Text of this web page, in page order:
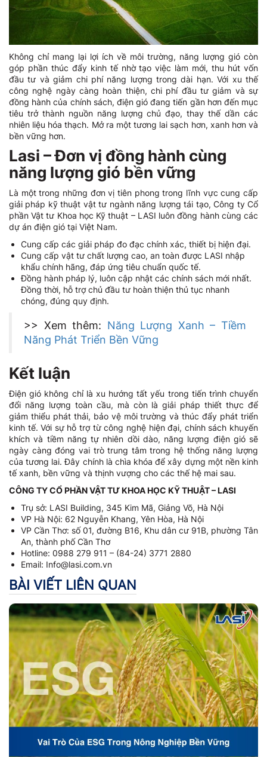
Không chỉ mang lại lợi ích về môi trường, năng lượng gió còn
góp phần thúc đẩy kinh tế nhờ tạo việc làm mới, thu hút vốn
đầu tư và giảm chi phí năng lượng trong dài hạn. Với xu thế
công nghệ ngày càng hoàn thiện, chi phí đầu tư giảm và sự
đồng hành của chính sách, điện gió đang tiến gần hơn đến mục
tiêu trở thành nguồn năng lượng chủ đạo, thay thế dần các
nhiên liệu hóa thạch. Mở ra một tương lai sạch hơn, xanh hơn và
bền vững hơn.
Lasi – Đơn vị đồng hành cùng
năng lượng gió bền vững
Là một trong những đơn vị tiên phong trong lĩnh vực cung cấp
giải pháp kỹ thuật vật tư ngành năng lượng tái tạo, Công ty Cổ
phần Vật tư Khoa học Kỹ thuật – LASI luôn đồng hành cùng các
dự án điện gió tại Việt Nam.
Cung cấp các giải pháp đo đạc chính xác, thiết bị hiện đại.
Cung cấp vật tư chất lượng cao, an toàn được LASI nhập
khẩu chính hãng, đáp ứng tiêu chuẩn quốc tế.
Đồng hành pháp lý, luôn cập nhật các chính sách mới nhất.
Đồng thời, hỗ trợ chủ đầu tư hoàn thiện thủ tục nhanh
chóng, đúng quy định.
>> Xem thêm: Năng Lượng Xanh – Tiềm
Năng Phát Triển Bền Vững
Kết luận
Điện gió không chỉ là xu hướng tất yếu trong tiến trình chuyển
đổi năng lượng toàn cầu, mà còn là giải pháp thiết thực để
giảm thiểu phát thải, bảo vệ môi trường và thúc đẩy phát triển
kinh tế. Với sự hỗ trợ từ công nghệ hiện đại, chính sách khuyến
khích và tiềm năng tự nhiên dồi dào, năng lượng điện gió sẽ
ngày càng đóng vai trò trung tâm trong hệ thống năng lượng
của tương lai. Đây chính là chìa khóa để xây dựng một nền kinh
tế xanh, bền vững và thịnh vượng cho các thế hệ mai sau.
CÔNG TY CỔ PHẦN VẬT TƯ KHOA HỌC KỸ THUẬT – LASI
Trụ sở: LASI Building, 345 Kim Mã, Giảng Võ, Hà Nội
VP Hà Nội: 62 Nguyễn Khang, Yên Hòa, Hà Nội
VP Cần Thơ: số 01, đường B16, Khu dân cư 91B, phường Tân
An, thành phố Cần Thơ
Hotline: 0988 279 911 – (84-24) 3771 2880
Email: Info@lasi.com.vn
BÀI VIẾT LIÊN QUAN